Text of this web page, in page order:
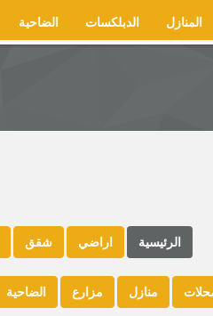
الضاحية الدبلكسات المنازل
الرئيسية اراضي شقق
منازل مزارع الضاحية